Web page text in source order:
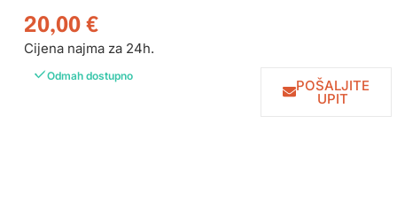
20,00 €
Cijena najma za 24h.
Odmah dostupno
POŠALJITE
UPIT